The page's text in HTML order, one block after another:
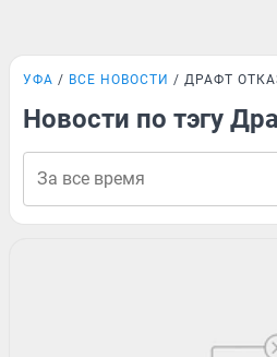
УФА ВСЕ НОВОСТИ ДРАФТ
Новости по тэгу